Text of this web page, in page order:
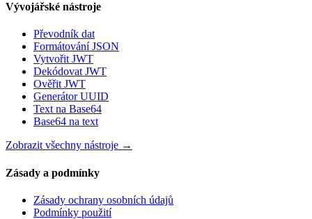
Vývojářské nástroje
Převodník dat
Formátování JSON
Vytvořit JWT
Dekódovat JWT
Ověřit JWT
Generátor UUID
Text na Base64
Base64 na text
Zobrazit všechny nástroje →
Zásady a podmínky
Zásady ochrany osobních údajů
Podmínky použití